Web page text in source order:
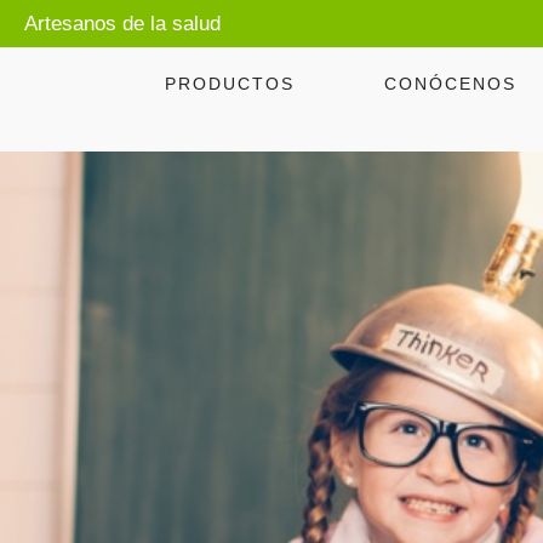
Artesanos de la salud
PRODUCTOS CONÓCENOS